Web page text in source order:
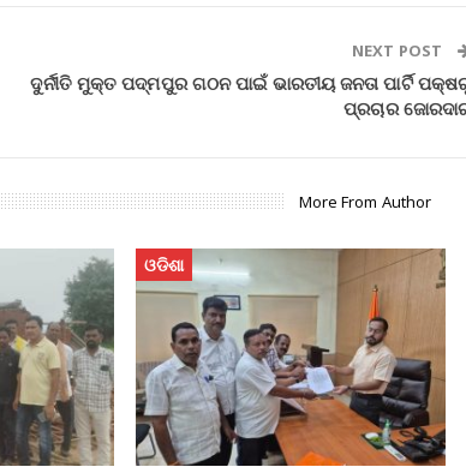
NEXT POST
ଦୁର୍ନୀତି ମୁକ୍ତ ପଦ୍ମପୁର ଗଠନ ପାଇଁ ଭାରତୀୟ ଜନତା ପାର୍ଟି
ପ୍ରଚାର
More From Author
ଓଡିଶା